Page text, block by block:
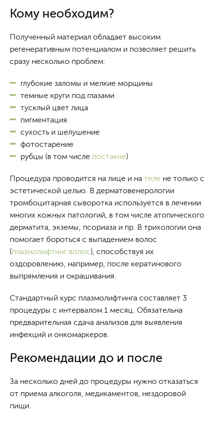
Кому необходим?
Полученный материал обладает высоким
регенеративным потенциалом и позволяет решить
сразу несколько проблем:
глубокие заломы и мелкие морщины
темные круги под глазами
тусклый цвет лица
пигментация
сухость и шелушение
фотостарение
рубцы (в том числе постакне)
Процедура проводится на лице и на теле не только с
эстетической целью. В дерматовенерологии
тромбоцитарная сыворотка используется в лечении
многих кожных патологий, в том числе атопического
дерматита, экземы, псориаза и пр. В трихологии она
помогает бороться с выпадением волос
(плазмолифтинг волос), способствуя их
оздоровлению, например, после кератинового
выпрямления и окрашивания.
Стандартный курс плазмолифтинга составляет 3
процедуры с интервалом 1 месяц. Обязательна
предварительная сдача анализов для выявления
инфекций и онкомаркеров.
Рекомендации до и после
За несколько дней до процедуры нужно отказаться
от приема алкоголя, медикаментов, нездоровой
пищи.